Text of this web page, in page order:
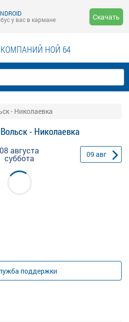
у вас в кармане
Скачать
НОЙ 64
- Николаевка
- Николаевка
08 августа
суббота 09 авг
поддержки